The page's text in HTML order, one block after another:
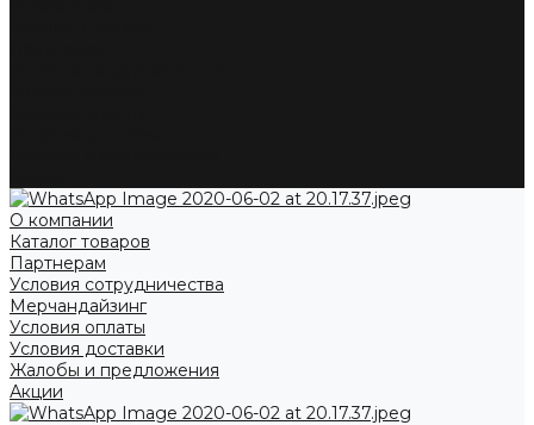
О компании
Каталог товаров
Партнерам
Условия сотрудничества
Мерчандайзинг
Условия оплаты
Условия доставки
Жалобы и предложения
Акции